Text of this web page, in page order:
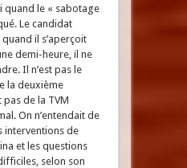
quand le « sabotage
Le candidat
il s’aperçoit
demi-heure, il ne
Il n’est pas le
la deuxième
pas de la TVM
On n’entendait de
interventions de
et les questions
selon son